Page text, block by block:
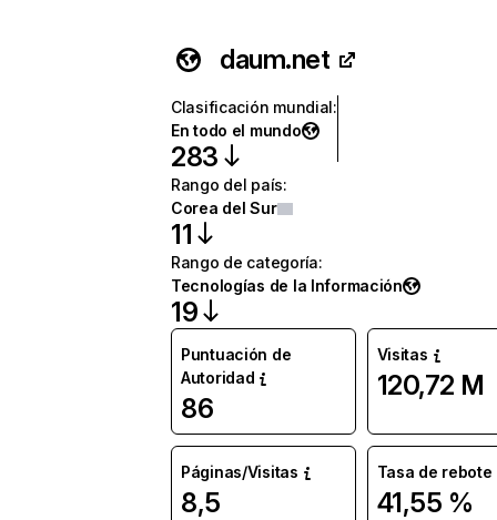
daum.net
Clasificación mundial:
En todo el mundo
283
Rango del país:
Corea del Sur
11
Rango de categoría:
Tecnologías de la Información
19
Puntuación de
Autoridad
86
Visitas
120,72 M
Páginas/Visitas
8,5
Tasa de rebote
41,55 %